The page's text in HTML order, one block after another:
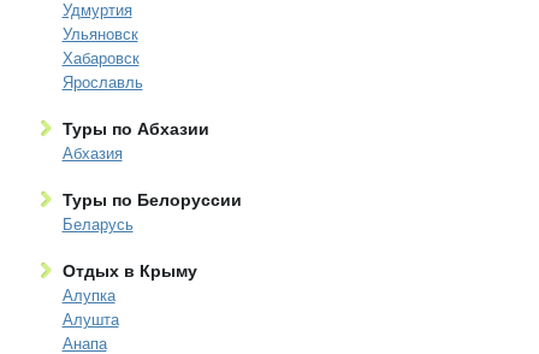
Удмуртия
Ульяновск
Хабаровск
Ярославль
Туры по Абхазии
Абхазия
Туры по Белоруссии
Беларусь
Отдых в Крыму
Алупка
Алушта
Анапа